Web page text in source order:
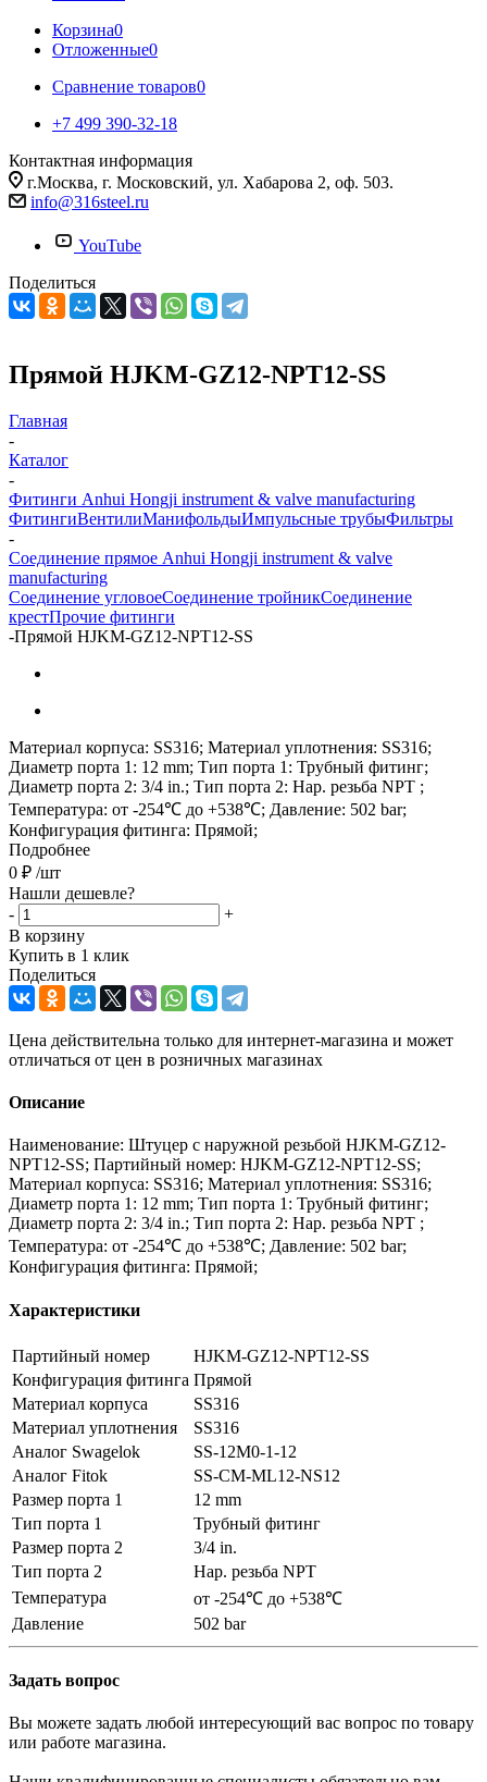
Корзина0
Отложенные0
Сравнение товаров0
+7 499 390-32-18
Контактная информация
г.Москва, г. Московский, ул. Хабарова 2, оф. 503.
info@316steel.ru
YouTube
Поделиться
Прямой HJKM-GZ12-NPT12-SS
Главная
-
Каталог
-
Фитинги Anhui Hongji instrument & valve manufacturing
ФитингиВентилиМанифольдыИмпульсные трубыФильтры
-
Соединение прямое Anhui Hongji instrument & valve
manufacturing
Соединение угловоеСоединение тройникСоединение
крестПрочие фитинги
-Прямой HJKM-GZ12-NPT12-SS
Материал корпуса: SS316; Материал уплотнения: SS316;
Диаметр порта 1: 12 mm; Тип порта 1: Трубный фитинг;
Диаметр порта 2: 3/4 in.; Тип порта 2: Нар. резьба NPT ;
Температура: от -254℃ до +538℃; Давление: 502 bar;
Конфигурация фитинга: Прямой;
Подробнее
0 ₽ /шт
Нашли дешевле?
-
+
В корзину
Купить в 1 клик
Поделиться
Цена действительна только для интернет-магазина и может
отличаться от цен в розничных магазинах
Описание
Наименование: Штуцер с наружной резьбой HJKM-GZ12-
NPT12-SS; Партийный номер: HJKM-GZ12-NPT12-SS;
Материал корпуса: SS316; Материал уплотнения: SS316;
Диаметр порта 1: 12 mm; Тип порта 1: Трубный фитинг;
Диаметр порта 2: 3/4 in.; Тип порта 2: Нар. резьба NPT ;
Температура: от -254℃ до +538℃; Давление: 502 bar;
Конфигурация фитинга: Прямой;
Характеристики
Партийный номер
HJKM-GZ12-NPT12-SS
Конфигурация фитинга Прямой
Материал корпуса
SS316
Материал уплотнения
SS316
Аналог Swagelok
SS-12M0-1-12
Аналог Fitok
SS-CM-ML12-NS12
Размер порта 1
12 mm
Тип порта 1
Трубный фитинг
Размер порта 2
3/4 in.
Тип порта 2
Нар. резьба NPT
Температура
от -254℃ до +538℃
Давление
502 bar
Задать вопрос
Вы можете задать любой интересующий вас вопрос по товару
или работе магазина.